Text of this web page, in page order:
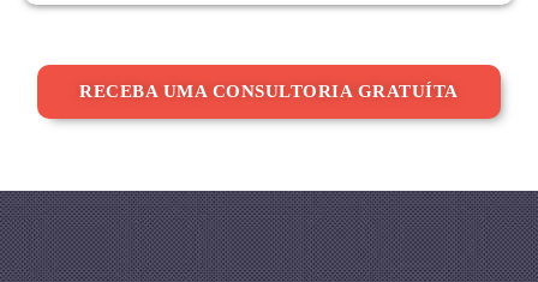
RECEBA UMA CONSULTORIA GRATUÍTA